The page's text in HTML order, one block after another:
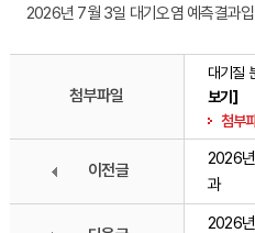
2026년 7월 3일 대기오염 예측결과
첨부파일
대기질
보기]
첨부
이전글
2026
과
2026